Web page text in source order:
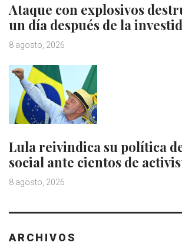
Ataque con explosivos
un día después de la
8 agosto, 2026
Lula reivindica su política
social ante cientos de
8 agosto, 2026
ARCHIVOS